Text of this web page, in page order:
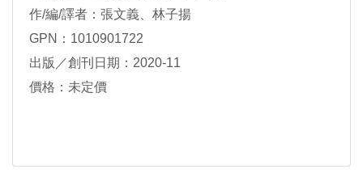
作/編/譯者：張文義、林子揚
GPN：1010901722
出版／創刊日期：2020-11
價格：未定價